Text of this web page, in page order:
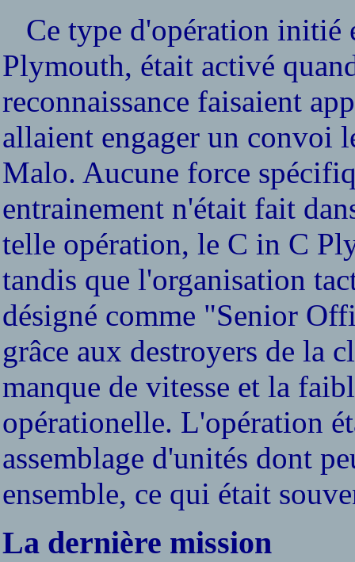
Ce type d'opération initié
Plymouth, était activé
reconnaissance faisaient
allaient engager un convoi
Malo. Aucune force
entrainement n'était fait
telle opération, le C in C
tandis que l'organisation
désigné comme "Senior
grâce aux destroyers de la
manque de vitesse et la
opérationelle. L'opération
assemblage d'unités dont
ensemble, ce qui était
La dernière mission